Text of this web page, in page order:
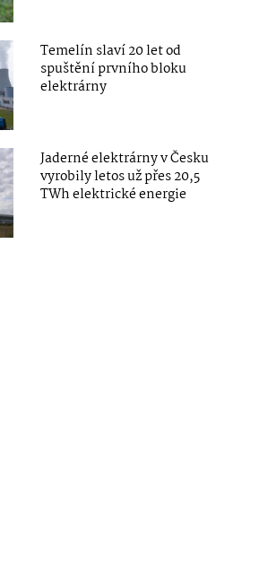
Temelín slaví 20 let od
spuštění prvního bloku
elektrárny
Jaderné elektrárny v Česku
vyrobily letos už přes 20,5
TWh elektrické energie